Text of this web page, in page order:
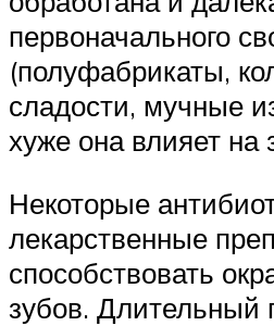
первоначального
(полуфабрикаты,
сладости, мучные
хуже она влияет на
Некоторые
лекарственные
способствовать
зубов. Длительный